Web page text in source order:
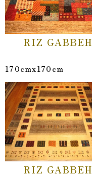
RIZ GABBEH
170cmx170cm
RIZ GABBEH